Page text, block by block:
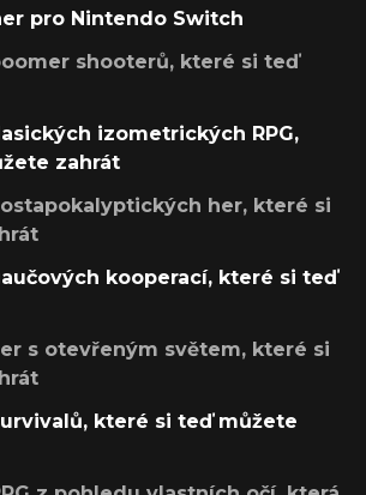
pro Nintendo Switch
shooterů, které si teď
izometrických RPG,
zahrát
her, které si
kooperací, které si teď
s otevřeným světem, které si
které si teď můžete